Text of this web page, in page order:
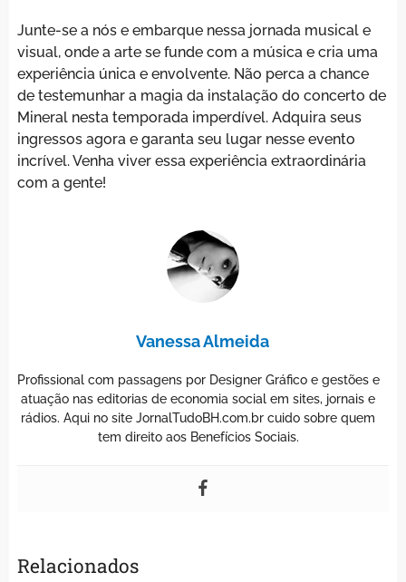
Junte-se a nós e embarque nessa jornada musical e
visual, onde a arte se funde com a música e cria uma
experiência única e envolvente. Não perca a chance
de testemunhar a magia da instalação do concerto de
Mineral nesta temporada imperdível. Adquira seus
ingressos agora e garanta seu lugar nesse evento
incrível. Venha viver essa experiência extraordinária
com a gente!
Vanessa Almeida
Profissional com passagens por Designer Gráfico e gestões e
atuação nas editorias de economia social em sites, jornais e
rádios. Aqui no site JornalTudoBH.com.br cuido sobre quem
tem direito aos Benefícios Sociais.
Relacionados